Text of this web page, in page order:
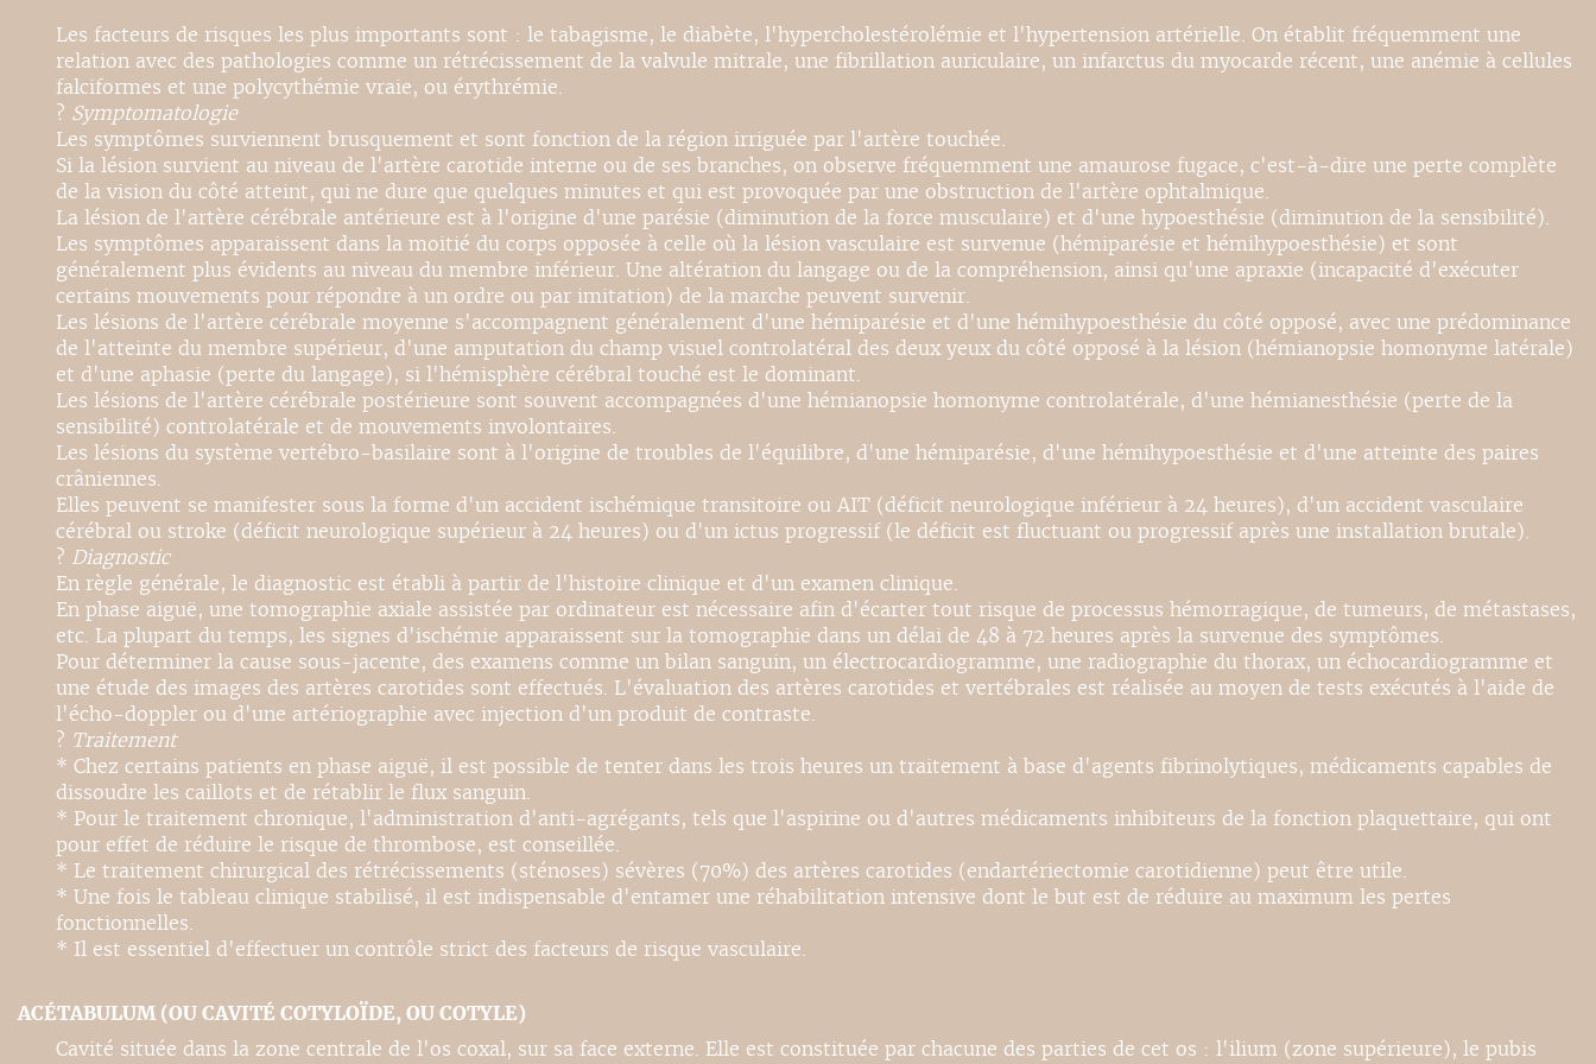
Les facteurs de risques les plus importants sont : le tabagisme, le diabète, l'hypercholestérolémie et l'hypertension artérielle. On établit fréquemment une
relation avec des pathologies comme un rétrécissement de la valvule mitrale, une fibrillation auriculaire, un infarctus du myocarde récent, une anémie à cellules
falciformes et une polycythémie vraie, ou érythrémie.
? Symptomatologie
Les symptômes surviennent brusquement et sont fonction de la région irriguée par l'artère touchée.
Si la lésion survient au niveau de l'artère carotide interne ou de ses branches, on observe fréquemment une amaurose fugace, c'est-à-dire une perte complète
de la vision du côté atteint, qui ne dure que quelques minutes et qui est provoquée par une obstruction de l'artère ophtalmique.
La lésion de l'artère cérébrale antérieure est à l'origine d'une parésie (diminution de la force musculaire) et d'une hypoesthésie (diminution de la sensibilité).
Les symptômes apparaissent dans la moitié du corps opposée à celle où la lésion vasculaire est survenue (hémiparésie et hémihypoesthésie) et sont
généralement plus évidents au niveau du membre inférieur. Une altération du langage ou de la compréhension, ainsi qu'une apraxie (incapacité d'exécuter
certains mouvements pour répondre à un ordre ou par imitation) de la marche peuvent survenir.
Les lésions de l'artère cérébrale moyenne s'accompagnent généralement d'une hémiparésie et d'une hémihypoesthésie du côté opposé, avec une prédominance
de l'atteinte du membre supérieur, d'une amputation du champ visuel controlatéral des deux yeux du côté opposé à la lésion (hémianopsie homonyme latérale)
et d'une aphasie (perte du langage), si l'hémisphère cérébral touché est le dominant.
Les lésions de l'artère cérébrale postérieure sont souvent accompagnées d'une hémianopsie homonyme controlatérale, d'une hémianesthésie (perte de la
sensibilité) controlatérale et de mouvements involontaires.
Les lésions du système vertébro-basilaire sont à l'origine de troubles de l'équilibre, d'une hémiparésie, d'une hémihypoesthésie et d'une atteinte des paires
crâniennes.
Elles peuvent se manifester sous la forme d'un accident ischémique transitoire ou AIT (déficit neurologique inférieur à 24 heures), d'un accident vasculaire
cérébral ou stroke (déficit neurologique supérieur à 24 heures) ou d'un ictus progressif (le déficit est fluctuant ou progressif après une installation brutale).
? Diagnostic
En règle générale, le diagnostic est établi à partir de l'histoire clinique et d'un examen clinique.
En phase aiguë, une tomographie axiale assistée par ordinateur est nécessaire afin d'écarter tout risque de processus hémorragique, de tumeurs, de métastases,
etc. La plupart du temps, les signes d'ischémie apparaissent sur la tomographie dans un délai de 48 à 72 heures après la survenue des symptômes.
Pour déterminer la cause sous-jacente, des examens comme un bilan sanguin, un électrocardiogramme, une radiographie du thorax, un échocardiogramme et
une étude des images des artères carotides sont effectués. L'évaluation des artères carotides et vertébrales est réalisée au moyen de tests exécutés à l'aide de
l'écho-doppler ou d'une artériographie avec injection d'un produit de contraste.
? Traitement
* Chez certains patients en phase aiguë, il est possible de tenter dans les trois heures un traitement à base d'agents fibrinolytiques, médicaments capables de
dissoudre les caillots et de rétablir le flux sanguin.
* Pour le traitement chronique, l'administration d'anti-agrégants, tels que l'aspirine ou d'autres médicaments inhibiteurs de la fonction plaquettaire, qui ont
pour effet de réduire le risque de thrombose, est conseillée.
* Le traitement chirurgical des rétrécissements (sténoses) sévères (70%) des artères carotides (endartériectomie carotidienne) peut être utile.
* Une fois le tableau clinique stabilisé, il est indispensable d'entamer une réhabilitation intensive dont le but est de réduire au maximum les pertes
fonctionnelles.
* Il est essentiel d'effectuer un contrôle strict des facteurs de risque vasculaire.
ACÉTABULUM (OU CAVITÉ COTYLOÏDE, OU COTYLE)
Cavité située dans la zone centrale de l'os coxal, sur sa face externe. Elle est constituée par chacune des parties de cet os : l'ilium (zone supérieure), le pubis